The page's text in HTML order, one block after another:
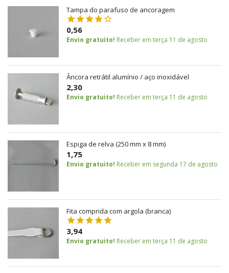
Tampa do parafuso de ancoragem
0,56
Envio gratuito! Receber em terça 11 de agosto
Âncora retrátil alumínio / aço inoxidável
2,30
Envio gratuito! Receber em terça 11 de agosto
Espiga de relva (250 mm x 8 mm)
1,75
Envio gratuito! Receber em segunda 17 de agosto
Fita comprida com argola (branca)
3,94
Envio gratuito! Receber em terça 11 de agosto